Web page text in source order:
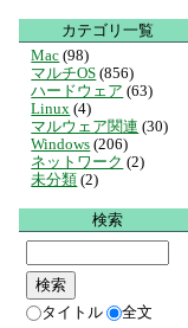
カテゴリ一覧
Mac (98)
マルチOS (856)
ハードウェア (63)
Linux (4)
マルウェア関連 (30)
Windows (206)
ネットワーク (2)
未分類 (2)
検索
タイトル 全文